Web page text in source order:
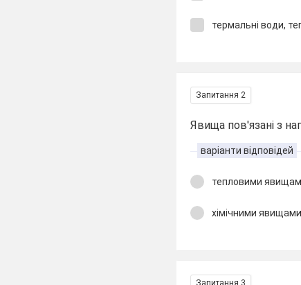
термальні води,
Запитання 2
Явища пов'язані з
варіанти відповідей
тепловими
хімічними явищами
Запитання 3